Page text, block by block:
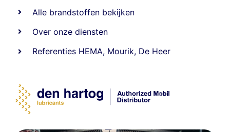
Alle brandstoffen bekijken
Over onze diensten
Referenties HEMA, Mourik, De Heer